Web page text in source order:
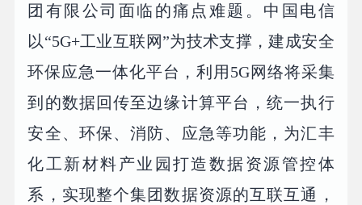
团有限公司面临的痛点难题。中国电信
以“5G+工业互联网”为技术支撑，建成安全
环保应急一体化平台，利用5G网络将采集
到的数据回传至边缘计算平台，统一执行
安全、环保、消防、应急等功能，为汇丰
化工新材料产业园打造数据资源管控体
系，实现整个集团数据资源的互联互通，